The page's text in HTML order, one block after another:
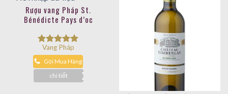
Rượu vang Pháp St.
Bénédicte Pays d’oc
Được xếp
hạng 5.00
5 sao
Vang Pháp
Gọi Mua Hàng
chi tiết